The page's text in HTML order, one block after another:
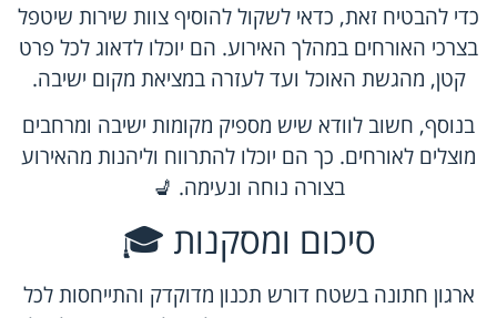
כדי להבטיח זאת, כדאי לשקול להוסיף צוות שירות שיטפל
בצרכי האורחים במהלך האירוע. הם יוכלו לדאוג לכל פרט
קטן, מהגשת האוכל ועד לעזרה במציאת מקום ישיבה.
בנוסף, חשוב לוודא שיש מספיק מקומות ישיבה ומרחבים
מוצלים לאורחים. כך הם יוכלו להתרווח וליהנות מהאירוע
בצורה נוחה ונעימה. 💺
סיכום ומסקנות 🎓
ארגון חתונה בשטח דורש תכנון מדוקדק והתייחסות לכל